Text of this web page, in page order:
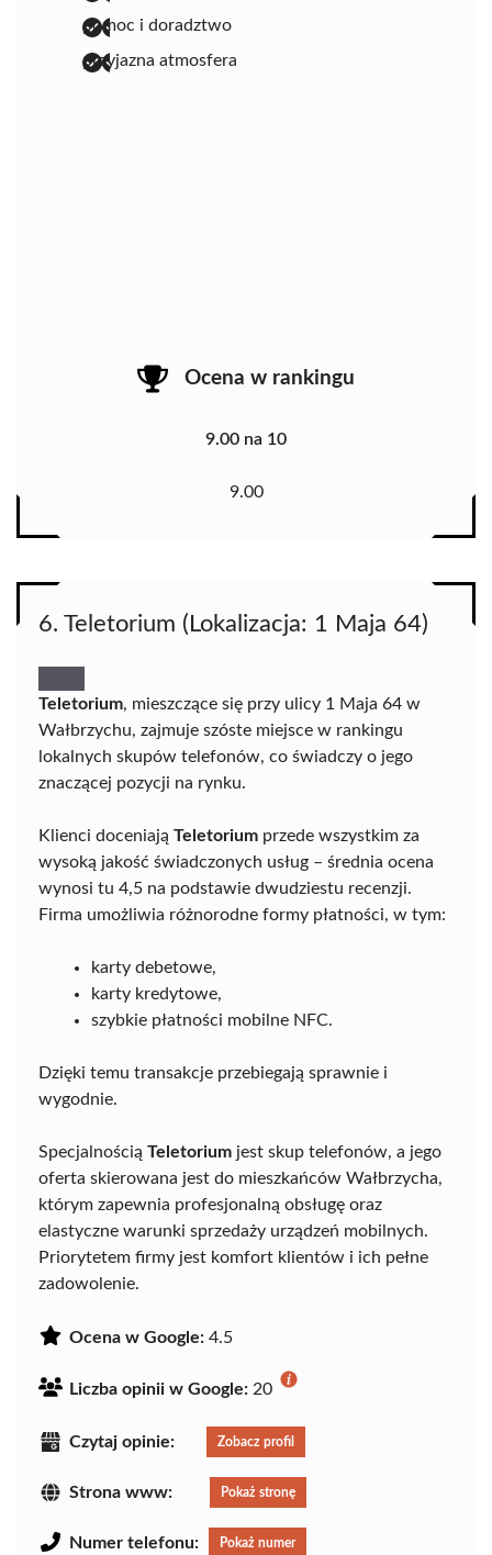
pomoc i doradztwo
przyjazna atmosfera
Ocena w rankingu
9.00 na 10
9.00
6. Teletorium (Lokalizacja: 1 Maja 64)
Teletorium, mieszczące się przy ulicy 1 Maja 64 w
Wałbrzychu, zajmuje szóste miejsce w rankingu
lokalnych skupów telefonów, co świadczy o jego
znaczącej pozycji na rynku.
Klienci doceniają Teletorium przede wszystkim za
wysoką jakość świadczonych usług – średnia ocena
wynosi tu 4,5 na podstawie dwudziestu recenzji.
Firma umożliwia różnorodne formy płatności, w tym:
karty debetowe,
karty kredytowe,
szybkie płatności mobilne NFC.
Dzięki temu transakcje przebiegają sprawnie i
wygodnie.
Specjalnością Teletorium jest skup telefonów, a jego
oferta skierowana jest do mieszkańców Wałbrzycha,
którym zapewnia profesjonalną obsługę oraz
elastyczne warunki sprzedaży urządzeń mobilnych.
Priorytetem firmy jest komfort klientów i ich pełne
zadowolenie.
Ocena w Google: 4.5
Liczba opinii w Google: 20
Czytaj opinie: Zobacz profil
Strona www: Pokaż stronę
Numer telefonu: Pokaż numer